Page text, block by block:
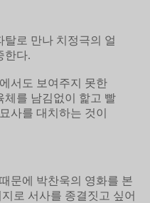
로 만나 치정극의 얼
한다.
서도 보여주지 못한
체를 남김없이 핥고 빨
사를 대치하는 것이
문에 박찬욱의 영화를 본
로 서사를 종결짓고 싶어